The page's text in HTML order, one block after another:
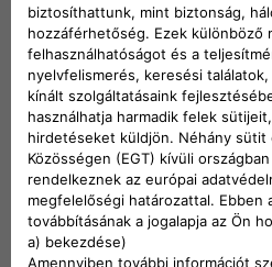
miközben a
az eladások. Ezen
végzett öt országban:
Németországban,
Ausztriában. Szegmense
lett Franciaországban, míg
piacokon a kategória
Európában összes
gazdára a Fiat 500e.